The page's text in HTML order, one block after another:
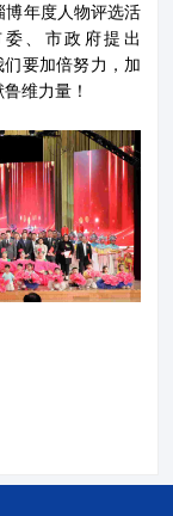
博年度人物评选活
、市政府提出
们要加倍努力，加
维力量！